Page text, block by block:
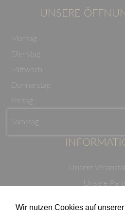
Wir nutzen Cookies auf
UNSERE
Montag
Dienstag
Mittwoch
Donnerstag
Freitag
Samstag
Unsere
Unsere